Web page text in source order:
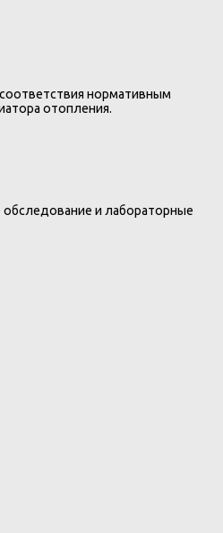
нормативным
отопления.
и лабораторные